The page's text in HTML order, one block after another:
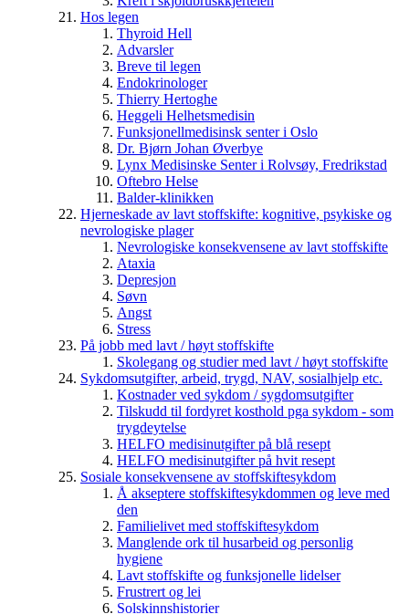
Hos legen
Thyroid Hell
Advarsler
Breve til legen
Endokrinologer
Thierry Hertoghe
Heggeli Helhetsmedisin
Funksjonellmedisinsk senter i Oslo
Dr. Bjørn Johan Øverbye
Lynx Medisinske Senter i Rolvsøy, Fredrikstad
Oftebro Helse
Balder-klinikken
Hjerneskade av lavt stoffskifte: kognitive, psykiske og
nevrologiske plager
Nevrologiske konsekvensene av lavt stoffskifte
Ataxia
Depresjon
Søvn
Angst
Stress
På jobb med lavt / høyt stoffskifte
Skolegang og studier med lavt / høyt stoffskifte
Sykdomsutgifter, arbeid, trygd, NAV, sosialhjelp etc.
Kostnader ved sykdom / sygdomsutgifter
Tilskudd til fordyret kosthold pga sykdom - som
trygdeytelse
HELFO medisinutgifter på blå resept
HELFO medisinutgifter på hvit resept
Sosiale konsekvensene av stoffskiftesykdom
Å akseptere stoffskiftesykdommen og leve med
den
Familielivet med stoffskiftesykdom
Manglende ork til husarbeid og personlig
hygiene
Lavt stoffskifte og funksjonelle lidelser
Frustrert og lei
Solskinnshistorier